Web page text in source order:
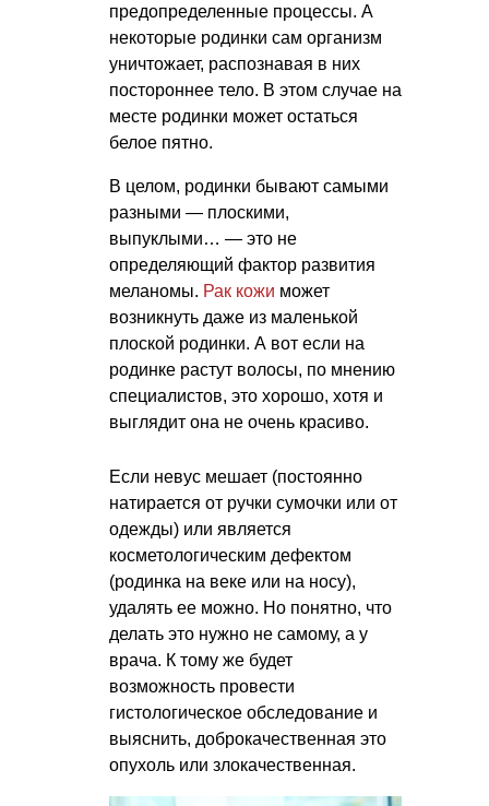
предопределенные процессы. А
некоторые родинки сам организм
уничтожает, распознавая в них
постороннее тело. В этом случае на
месте родинки может остаться
белое пятно.
В целом, родинки бывают самыми
разными — плоскими,
выпуклыми… — это не
определяющий фактор развития
меланомы. Рак кожи может
возникнуть даже из маленькой
плоской родинки. А вот если на
родинке растут волосы, по мнению
специалистов, это хорошо, хотя и
выглядит она не очень красиво.
Если невус мешает (постоянно
натирается от ручки сумочки или от
одежды) или является
косметологическим дефектом
(родинка на веке или на носу),
удалять ее можно. Но понятно, что
делать это нужно не самому, а у
врача. К тому же будет
возможность провести
гистологическое обследование и
выяснить, доброкачественная это
опухоль или злокачественная.